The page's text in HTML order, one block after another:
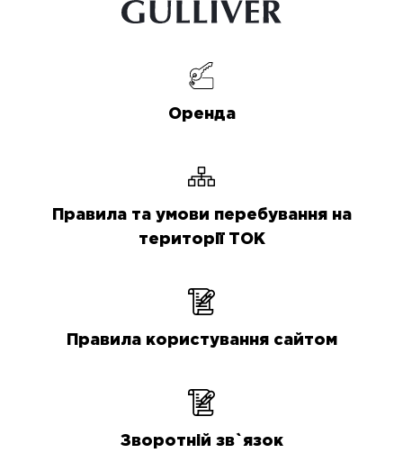
Оренда
Правила та умови перебування на
території ТОК
Правила користування сайтом
Зворотній зв`язок